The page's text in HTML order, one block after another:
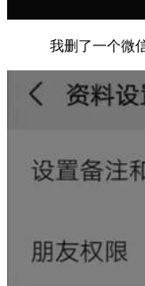
我删了一个微